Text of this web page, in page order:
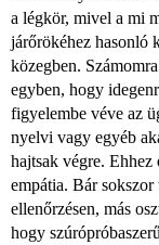
a légkör, mivel a mi
járőrökéhez hasonló
közegben.
egyben, hogy
figyelembe véve az
nyelvi vagy egyéb
hajtsak végre. Ehhez
empátia. Bár
ellenőrzésen, más
hogy